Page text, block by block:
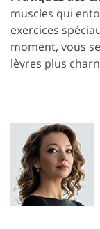
muscles qui
exercices
moment, vous
lèvres plus